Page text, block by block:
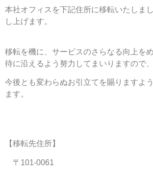
本社オフィスを下記住所に移転いたしま
し上げます。
移転を機に、サービスのさらなる向上を
待に沿えるよう努力してまいりますので、
今後とも変わらぬお引立てを賜りますよ
ます。
【移転先住所】
〒101-0061